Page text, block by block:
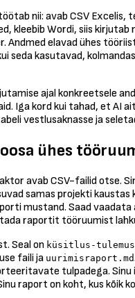
nii: avab CSV Excelis,
kleebib Wordi, siis kirjutab
Andmed elavad ühes
seda kasutavad,
ajal konkreetsele
Iga kord kui tahad, et AI
vestlusaknasse ja
ühes
avab CSV-failid otse.
samas projekti kaustas
mustand. Saad vaadata
raportit tööruumist
Seal on küsitlus-
faili ja uurimisraport.md
tulpadega.
raport on koht, kus kõik